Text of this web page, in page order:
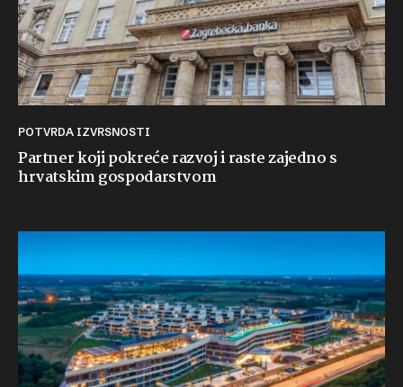
POTVRDA IZVRSNOSTI
Partner koji pokreće razvoj i raste zajedno s
hrvatskim gospodarstvom